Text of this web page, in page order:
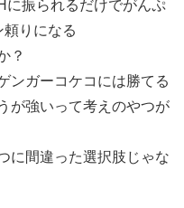
に振られるだけでがんぷ
りになる
？
ンガーコケコには勝てる
が強いって考えのやつが
に間違った選択肢じゃな